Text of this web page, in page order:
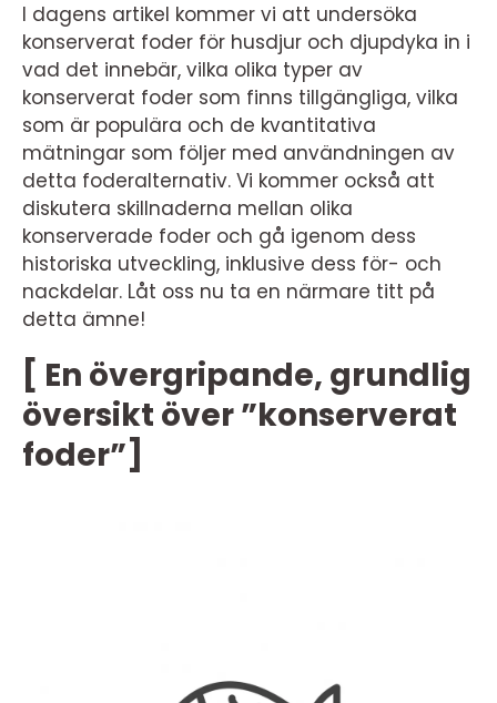
I dagens artikel kommer vi att undersöka
konserverat foder för husdjur och djupdyka in i
vad det innebär, vilka olika typer av
konserverat foder som finns tillgängliga, vilka
som är populära och de kvantitativa
mätningar som följer med användningen av
detta foderalternativ. Vi kommer också att
diskutera skillnaderna mellan olika
konserverade foder och gå igenom dess
historiska utveckling, inklusive dess för- och
nackdelar. Låt oss nu ta en närmare titt på
detta ämne!
[ En övergripande, grundlig
översikt över ”konserverat
foder”]